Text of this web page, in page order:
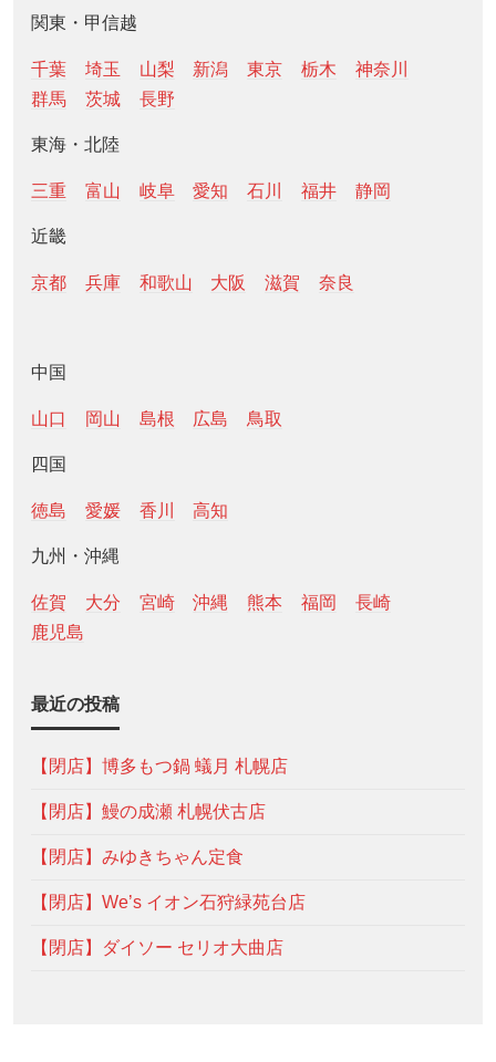
関東・甲信越
千葉 埼玉 山梨 新潟 東京 栃木
神奈川
群馬
茨城 長野
東海・北陸
三重 富山 岐阜 愛知 石川 福井 静岡
近畿
京都 兵庫 和歌山 大阪 滋賀 奈良
中国
山口 岡山 島根 広島 鳥取
四国
徳島 愛媛 香川 高知
九州・沖縄
佐賀 大分 宮崎 沖縄 熊本 福岡
長崎
鹿児島
最近の投稿
【閉店】博多もつ鍋 蟻月 札幌店
【閉店】鰻の成瀬 札幌伏古店
【閉店】みゆきちゃん定食
【閉店】We’s イオン石狩緑苑台店
【閉店】ダイソー セリオ大曲店